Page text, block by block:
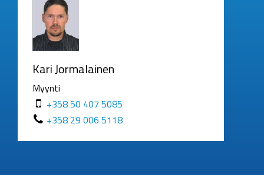
Kari Jormalainen
Myynti
+358 50 407 5085
+358 29 006 5118